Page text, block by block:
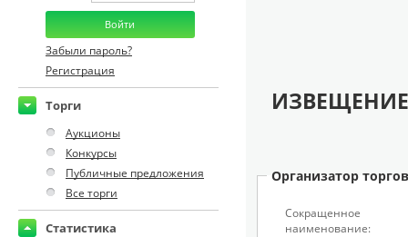
Забыли пароль?
Регистрация
Торги
Аукционы
Конкурсы
Публичные предложения
Все торги
Статистика
Организатор торгов
Сокращенное
наименование: